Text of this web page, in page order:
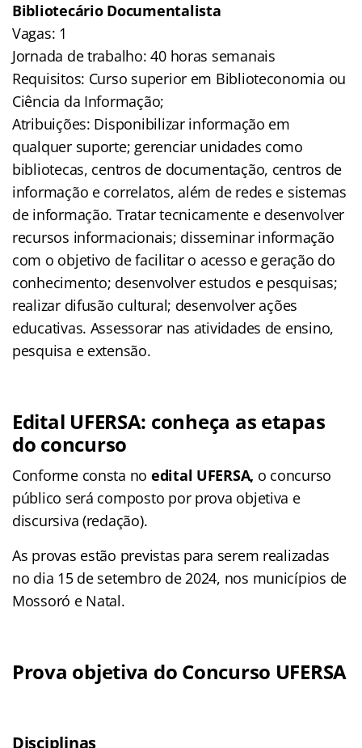
Bibliotecário Documentalista
Vagas: 1
Jornada de trabalho: 40 horas semanais
Requisitos: Curso superior em Biblioteconomia ou
Ciência da Informação;
Atribuições: Disponibilizar informação em
qualquer suporte; gerenciar unidades como
bibliotecas, centros de documentação, centros de
informação e correlatos, além de redes e sistemas
de informação. Tratar tecnicamente e desenvolver
recursos informacionais; disseminar informação
com o objetivo de facilitar o acesso e geração do
conhecimento; desenvolver estudos e pesquisas;
realizar difusão cultural; desenvolver ações
educativas. Assessorar nas atividades de ensino,
pesquisa e extensão.
Edital UFERSA: conheça as etapas
do concurso
Conforme consta no edital UFERSA, o concurso
público será composto por prova objetiva e
discursiva (redação).
As provas estão previstas para serem realizadas
no dia 15 de setembro de 2024, nos municípios de
Mossoró e Natal.
Prova objetiva do Concurso UFERSA
Disciplinas